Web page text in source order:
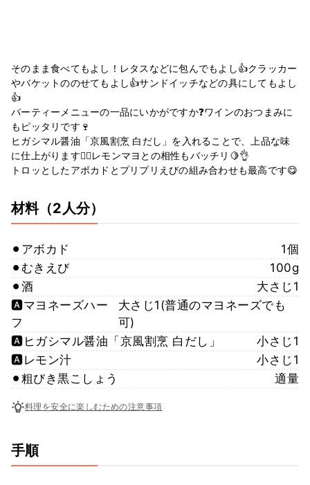
そのまま食べてもよし！レタスなどに包んでもよし👍クラッカー
やバケットののせてもよし👍サンドイッチなどの具にしてもよし
👍
パーティーメニューの一品にいかがですか❓ワインのおつまみに
もピッタリです🍷
ヒガシマル醤油「京風割烹 白だし」を入れることで、上品な味
に仕上がります🙆‍♀️レモンマヨとの相性もバッチリ🍋👌
トロッとしたアボカドとプリプリえびの組み合わせも最高です😋
材料（2人分）
⚫︎アボカド
1個
⚫︎むきえび
100g
⚫︎酒
大さじ1
🅰️マヨネーズハー
フ
大さじ1(普通のマヨネーズでも
可)
🅰️ヒガシマル醤油「京風割烹 白だし」
小さじ1
🅰️レモン汁
小さじ1
⚫︎粗びき黒こしょう
適量
料理を安全に楽しむための注意事項
手順